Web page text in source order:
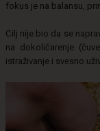
fokus je na balansu,
Cilj nije bio da se
na dokoličarenje
istraživanje i svesno